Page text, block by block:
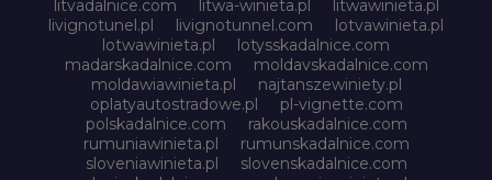
litvadalnice.com
litwa-winieta.pl
litwawinieta.pl
livignotunel.pl
livignotunnel.com
lotvawinieta.pl
lotwawinieta.pl
lotysskadalnice.com
madarskadalnice.com
moldavskadalnice.com
moldawiawinieta.pl
najtanszewiniety.pl
oplatyautostradowe.pl
pl-vignette.com
polskadalnice.com
rakouskadalnice.com
rumuniawinieta.pl
rumunskadalnice.com
sloveniawinieta.pl
slovenskadalnice.com